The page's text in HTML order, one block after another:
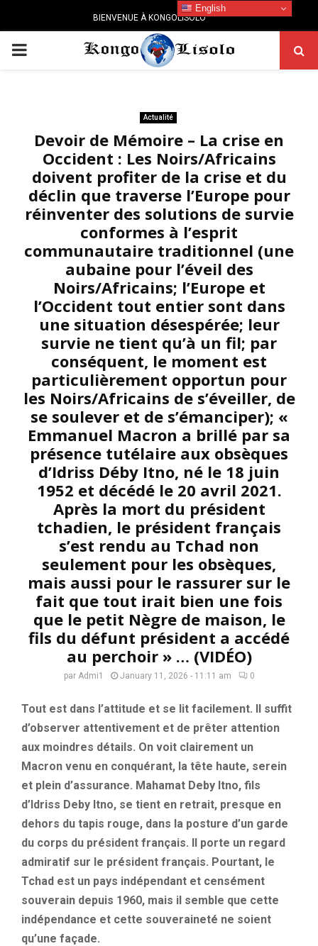
BIENVENUE À KONGOLISOLO
PRIMARY
Actualité
Devoir de Mémoire – La crise en
Occident : Les Noirs/Africains
doivent profiter de la crise et du
déclin que traverse l’Europe pour
réinventer des solutions de survie
conformes à l’esprit
communautaire traditionnel (une
aubaine pour l’éveil des
Noirs/Africains; l’Europe et
l’Occident tout entier sont dans
une situation désespérée; leur
survie ne tient qu’à un fil; par
conséquent, le moment est
particulièrement opportun pour
les Noirs/Africains de s’éveiller, de
se soulever et de s’émanciper); «
Emmanuel Macron a brillé par sa
présence tutélaire aux obsèques
d’Idriss Déby Itno, né le 18 juin
1952 et décédé le 20 avril 2021.
Après la mort du président
tchadien, le président français
s’est rendu au Tchad non
seulement pour les obsèques,
mais aussi pour le rassurer sur le
fait que tout irait bien une fois
que le petit Nègre de maison, le
fils du défunt président a accédé
au perchoir » … (VIDÉO)
par Admi1 January 11, 2026 - 11:11 am 0
Tout est dans l’attitude et se lit facilement. Il suffit
d’observer attentivement et de prêter attention
aux moindres détails. On voit clairement un
Macron venu en conquérant, la tête haute, serein
et plein d’assurance. Mahamat Deby Itno, fils
d’Idriss Deby Itno, se tient en retrait, presque en
dehors du tapis rouge, dans la posture d’un garde
du corps du président français. Il porte un regard
admiratif sur le président français. Pourtant, le
Tchad est un pays indépendant et censément
souverain depuis 1960, mais il semble que cette
indépendance et cette souveraineté ne soient
qu’une façade.
English